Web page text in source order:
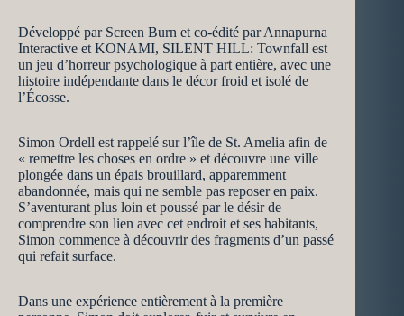
Développé par Screen Burn et co-édité par Annapurna
Interactive et KONAMI, SILENT HILL: Townfall est
un jeu d’horreur psychologique à part entière, avec une
histoire indépendante dans le décor froid et isolé de
l’Écosse.
Simon Ordell est rappelé sur l’île de St. Amelia afin de
« remettre les choses en ordre » et découvre une ville
plongée dans un épais brouillard, apparemment
abandonnée, mais qui ne semble pas reposer en paix.
S’aventurant plus loin et poussé par le désir de
comprendre son lien avec cet endroit et ses habitants,
Simon commence à découvrir des fragments d’un passé
qui refait surface.
Dans une expérience entièrement à la première